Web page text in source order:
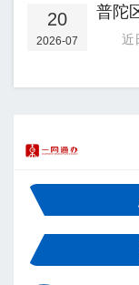
20
2026-07